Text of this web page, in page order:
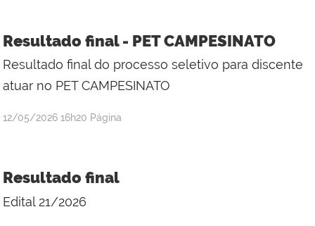
Resultado final - PET CAMPESINATO
Resultado final do processo seletivo para discente
atuar no PET CAMPESINATO
publicado
12/05/2026 16h20 Página
Resultado final
Edital 21/2026